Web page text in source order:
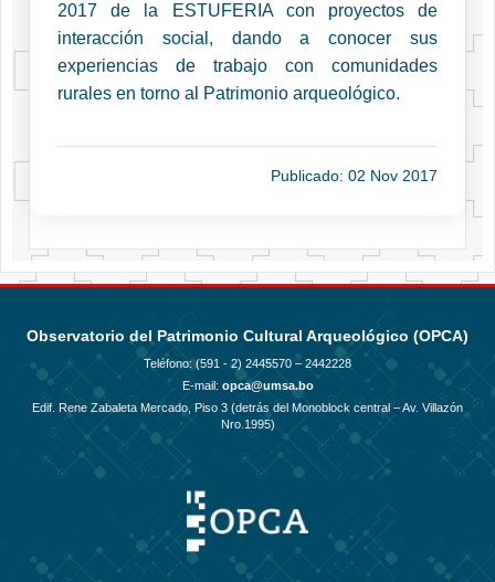
2017 de la ESTUFERIA con proyectos de
interacción social, dando a conocer sus
experiencias de trabajo con comunidades
rurales en torno al Patrimonio arqueológico.
Publicado: 02 Nov 2017
Observatorio del Patrimonio Cultural Arqueológico (OPCA)
Teléfono: (591 - 2) 2445570 – 2442228
E-mail: opca@umsa.bo
Edif. Rene Zabaleta Mercado, Piso 3 (detrás del Monoblock central – Av. Villazón
Nro.1995)